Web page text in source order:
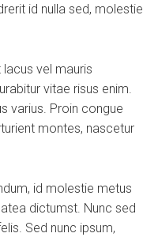
id nulla sed, molestie
vel mauris
vitae risus enim.
varius. Proin congue
montes, nascetur
id molestie metus
dictumst. Nunc sed
Sed nunc ipsum,